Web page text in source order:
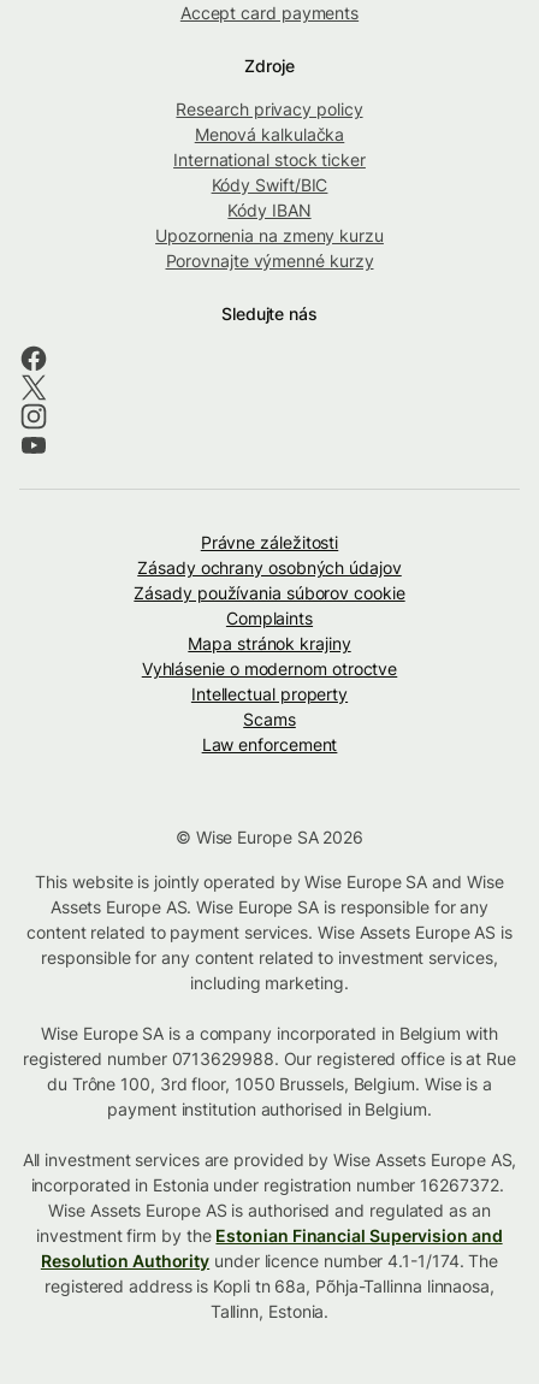
Accept card payments
Zdroje
Research privacy policy
Menová kalkulačka
International stock ticker
Kódy Swift/BIC
Kódy IBAN
Upozornenia na zmeny kurzu
Porovnajte výmenné kurzy
Sledujte nás
Právne záležitosti
Zásady ochrany osobných údajov
Zásady používania súborov cookie
Complaints
Mapa stránok krajiny
Vyhlásenie o modernom otroctve
Intellectual property
Scams
Law enforcement
© Wise Europe SA 2026
This website is jointly operated by Wise Europe SA and Wise
Assets Europe AS. Wise Europe SA is responsible for any
content related to payment services. Wise Assets Europe AS is
responsible for any content related to investment services,
including marketing.
Wise Europe SA is a company incorporated in Belgium with
registered number 0713629988. Our registered office is at Rue
du Trône 100, 3rd floor, 1050 Brussels, Belgium. Wise is a
payment institution authorised in Belgium.
All investment services are provided by Wise Assets Europe AS,
incorporated in Estonia under registration number 16267372.
Wise Assets Europe AS is authorised and regulated as an
investment firm by the Estonian Financial Supervision and
Resolution Authority under licence number 4.1-1/174. The
registered address is Kopli tn 68a, Põhja-Tallinna linnaosa,
Tallinn, Estonia.